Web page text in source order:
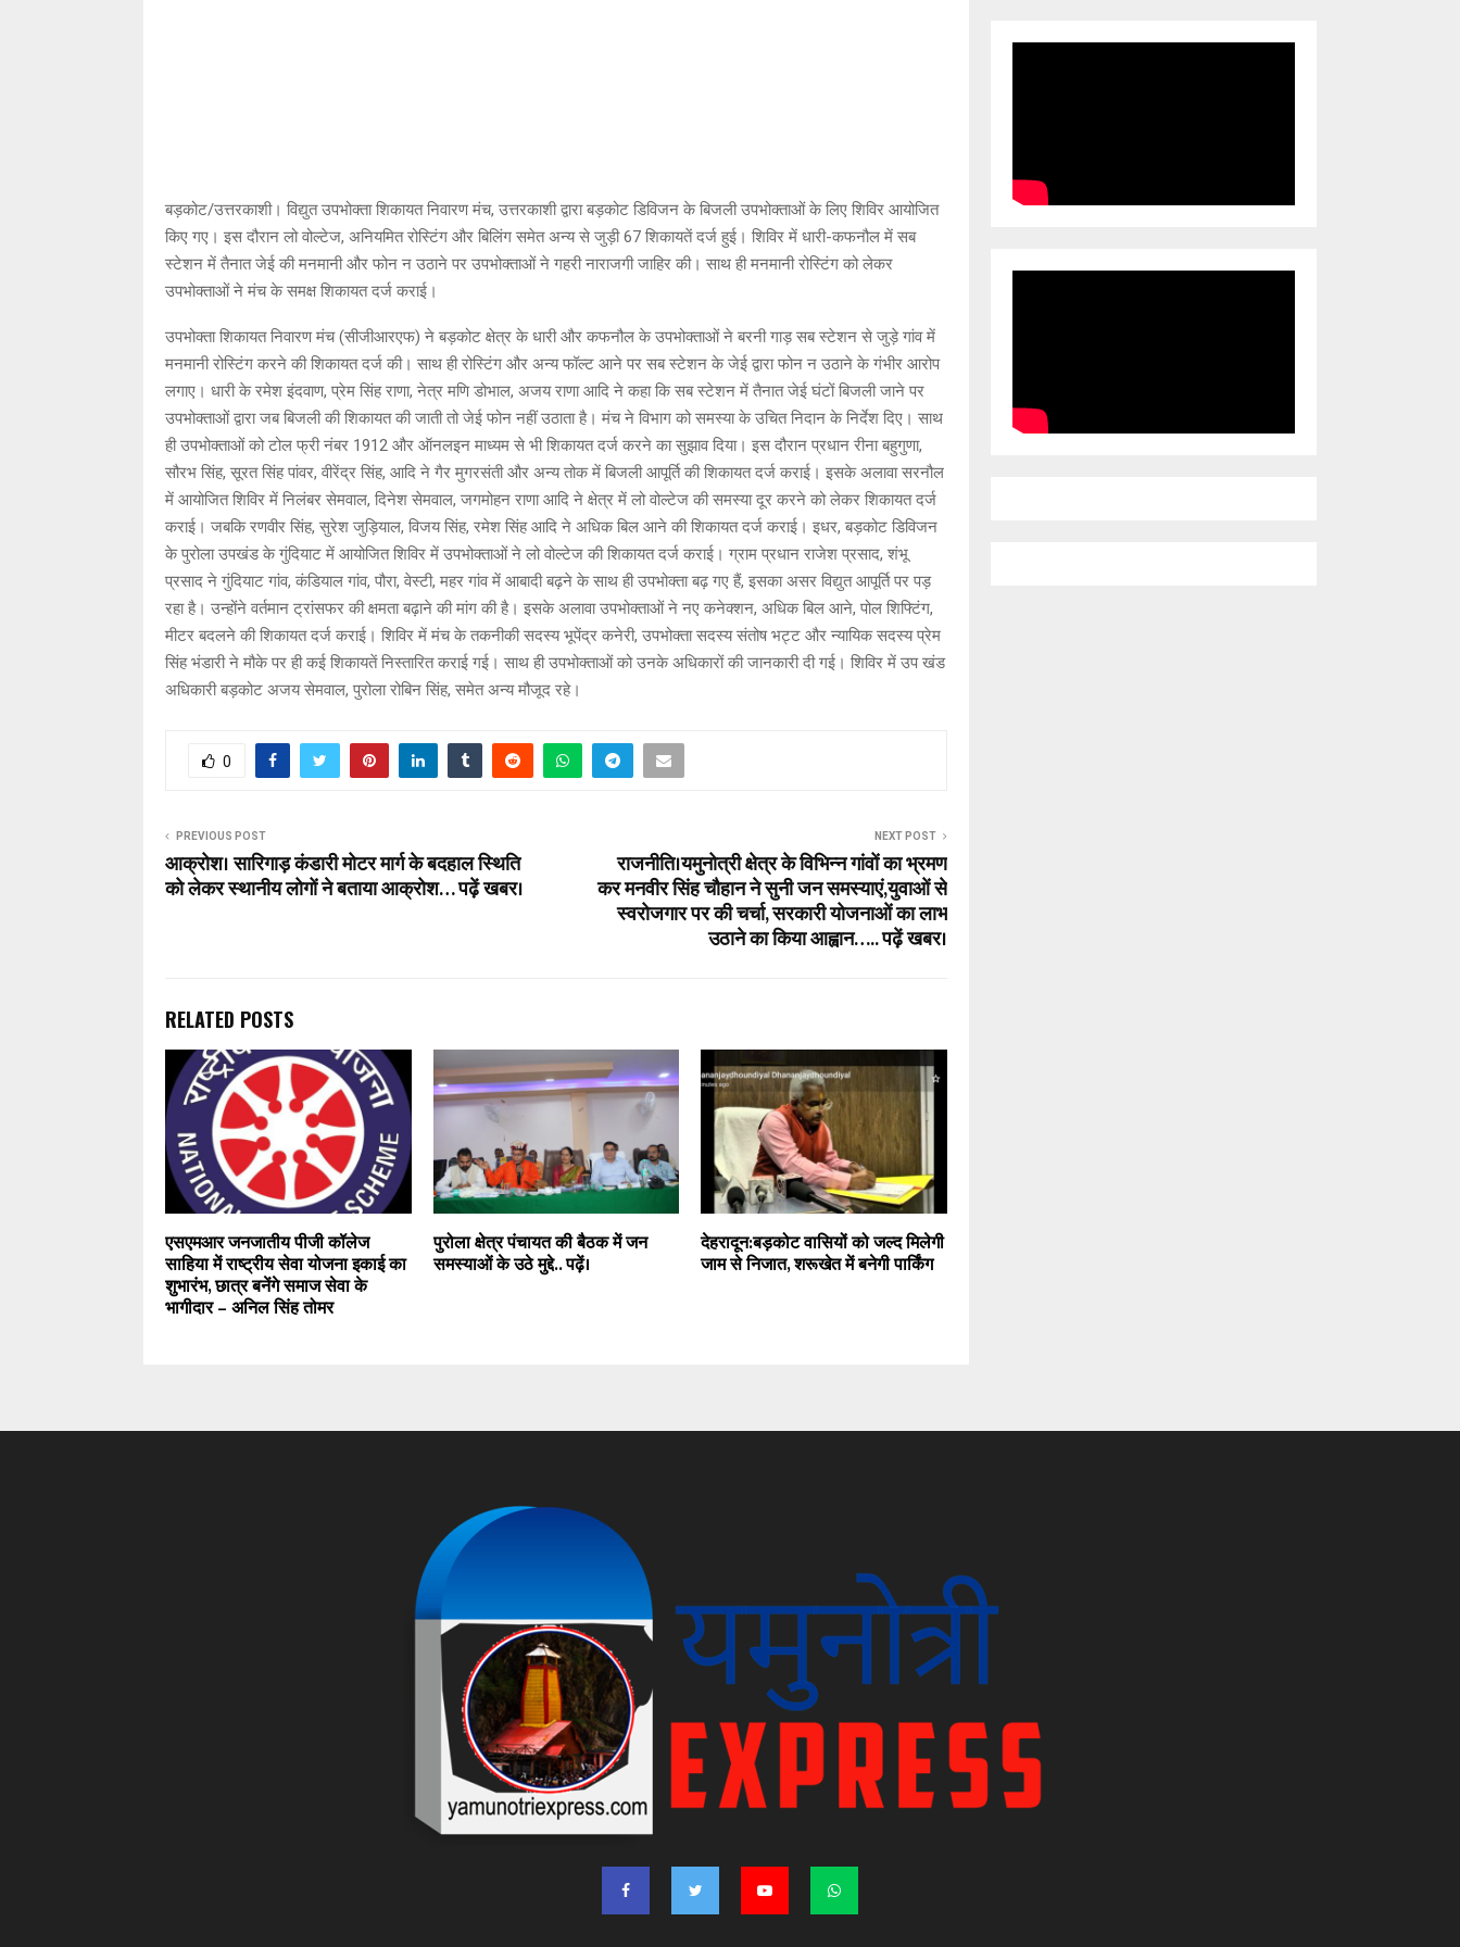
बड़कोट/उत्तरकाशी। विद्युत उपभोक्ता शिकायत निवारण मंच, उत्तरकाशी द्वारा बड़कोट डिविजन के बिजली उपभोक्ताओं के लिए शिविर आयोजित
किए गए। इस दौरान लो वोल्टेज, अनियमित रोस्टिंग और बिलिंग समेत अन्य से जुड़ी 67 शिकायतें दर्ज हुई। शिविर में धारी-कफनौल में सब
स्टेशन में तैनात जेई की मनमानी और फोन न उठाने पर उपभोक्ताओं ने गहरी नाराजगी जाहिर की। साथ ही मनमानी रोस्टिंग को लेकर
उपभोक्ताओं ने मंच के समक्ष शिकायत दर्ज कराई।
उपभोक्ता शिकायत निवारण मंच (सीजीआरएफ) ने बड़कोट क्षेत्र के धारी और कफनौल के उपभोक्ताओं ने बरनी गाड़ सब स्टेशन से जुड़े गांव में
मनमानी रोस्टिंग करने की शिकायत दर्ज की। साथ ही रोस्टिंग और अन्य फॉल्ट आने पर सब स्टेशन के जेई द्वारा फोन न उठाने के गंभीर आरोप
लगाए। धारी के रमेश इंदवाण, प्रेम सिंह राणा, नेत्र मणि डोभाल, अजय राणा आदि ने कहा कि सब स्टेशन में तैनात जेई घंटों बिजली जाने पर
उपभोक्ताओं द्वारा जब बिजली की शिकायत की जाती तो जेई फोन नहीं उठाता है। मंच ने विभाग को समस्या के उचित निदान के निर्देश दिए। साथ
ही उपभोक्ताओं को टोल फ्री नंबर 1912 और ऑनलइन माध्यम से भी शिकायत दर्ज करने का सुझाव दिया। इस दौरान प्रधान रीना बहुगुणा,
सौरभ सिंह, सूरत सिंह पांवर, वीरेंद्र सिंह, आदि ने गैर मुगरसंती और अन्य तोक में बिजली आपूर्ति की शिकायत दर्ज कराई। इसके अलावा सरनौल
में आयोजित शिविर में निलंबर सेमवाल, दिनेश सेमवाल, जगमोहन राणा आदि ने क्षेत्र में लो वोल्टेज की समस्या दूर करने को लेकर शिकायत दर्ज
कराई। जबकि रणवीर सिंह, सुरेश जुड़ियाल, विजय सिंह, रमेश सिंह आदि ने अधिक बिल आने की शिकायत दर्ज कराई। इधर, बड़कोट डिविजन
के पुरोला उपखंड के गुंदियाट में आयोजित शिविर में उपभोक्ताओं ने लो वोल्टेज की शिकायत दर्ज कराई। ग्राम प्रधान राजेश प्रसाद, शंभू
प्रसाद ने गुंदियाट गांव, कंडियाल गांव, पौरा, वेस्टी, महर गांव में आबादी बढ़ने के साथ ही उपभोक्ता बढ़ गए हैं, इसका असर विद्युत आपूर्ति पर पड़
रहा है। उन्होंने वर्तमान ट्रांसफर की क्षमता बढ़ाने की मांग की है। इसके अलावा उपभोक्ताओं ने नए कनेक्शन, अधिक बिल आने, पोल शिफ्टिंग,
मीटर बदलने की शिकायत दर्ज कराई। शिविर में मंच के तकनीकी सदस्य भूपेंद्र कनेरी, उपभोक्ता सदस्य संतोष भट्ट और न्यायिक सदस्य प्रेम
सिंह भंडारी ने मौके पर ही कई शिकायतें निस्तारित कराई गई। साथ ही उपभोक्ताओं को उनके अधिकारों की जानकारी दी गई। शिविर में उप खंड
अधिकारी बड़कोट अजय सेमवाल, पुरोला रोबिन सिंह, समेत अन्य मौजूद रहे।
0
PREVIOUS POST
आक्रोश। सारिगाड़ कंडारी मोटर मार्ग के बदहाल स्थिति
को लेकर स्थानीय लोगों ने बताया आक्रोश… पढ़ें खबर।
NEXT POST
राजनीति।यमुनोत्री क्षेत्र के विभिन्न गांवों का भ्रमण
कर मनवीर सिंह चौहान ने सुनी जन समस्याएं,युवाओं से
स्वरोजगार पर की चर्चा, सरकारी योजनाओं का लाभ
उठाने का किया आह्वान….. पढ़ें खबर।
RELATED POSTS
एसएमआर जनजातीय पीजी कॉलेज
साहिया में राष्ट्रीय सेवा योजना इकाई का
शुभारंभ, छात्र बनेंगे समाज सेवा के
भागीदार – अनिल सिंह तोमर
पुरोला क्षेत्र पंचायत की बैठक में जन
समस्याओं के उठे मुद्दे.. पढ़ें।
देहरादून:बड़कोट वासियों को जल्द मिलेगी
जाम से निजात, शरूखेत में बनेगी पार्किंग